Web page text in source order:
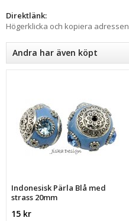
Direktlänk:
Högerklicka och kopiera adressen
Andra har även köpt
Indonesisk Pärla Blå med
strass 20mm
15 kr